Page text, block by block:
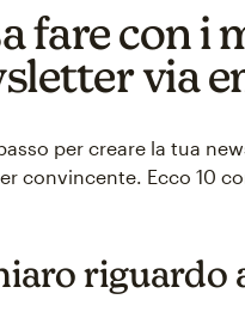
fare con i
via
per creare la tua
convincente. Ecco 10
riguardo